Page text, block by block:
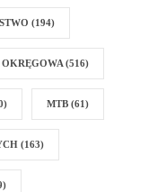
(194)
(516)
MTB (61)
(163)